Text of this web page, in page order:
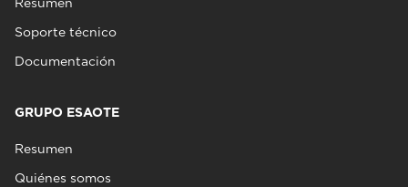
Soporte técnico
Documentación
GRUPO ESAOTE
Resumen
Quiénes somos